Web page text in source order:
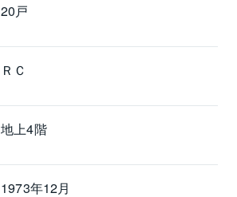
20戸
ＲＣ
地上4階
1973年12月